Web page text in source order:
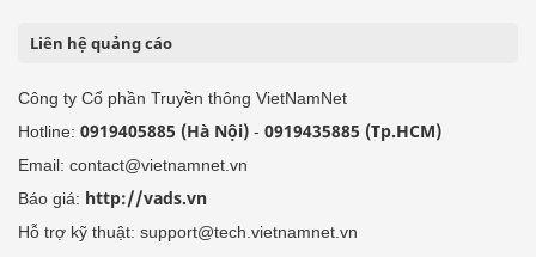
Liên hệ quảng cáo
Công ty Cổ phần Truyền thông VietNamNet
Hotline: 0919405885 (Hà Nội) - 0919435885 (Tp.HCM)
Email: contact@vietnamnet.vn
Báo giá: http://vads.vn
Hỗ trợ kỹ thuật: support@tech.vietnamnet.vn